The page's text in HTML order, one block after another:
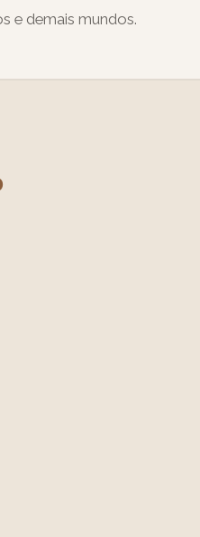
e demais mundos.